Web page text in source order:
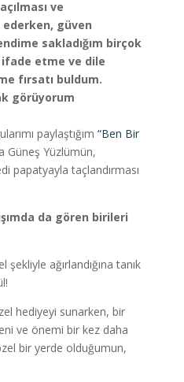
ve
güven
sakladığım birçok
etme ve dile
fırsatı buldum.
görüyorum
paylaştığım “Ben Bir
Güneş Yüzlümün,
papatyayla taçlandırması
da gören birileri
ağırlandığına tanık
hediyeyi sunarken, bir
ve önemi bir kez daha
bir yerde olduğumun,